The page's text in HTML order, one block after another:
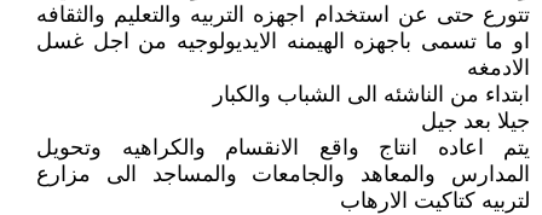
تتورع حتى عن استخدام اجهزه التربيه والتعليم والثقافه
او ما تسمى باجهزه الهيمنه الايديولوجيه من اجل غسل
الادمغه
ابتداء من الناشئه الى الشباب والكبار
جيلا بعد جيل
يتم اعاده انتاج واقع الانقسام والكراهيه وتحويل
المدارس والمعاهد والجامعات والمساجد الى مزارع
لتربيه كتاكيت الارهاب